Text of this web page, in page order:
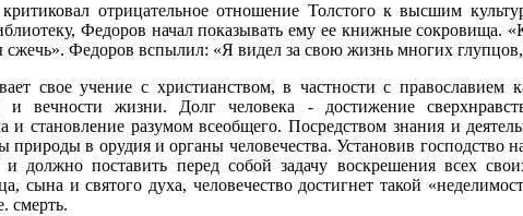
отрицательное отношение Толстого к высшим
Федоров начал показывать ему ее книжные сокровища.
сжечь». Федоров вспылил: «Я видел за свою жизнь многих
свое учение с христианством, в частности с православием
и вечности жизни. Долг человека - достижение
и становление разумом всеобщего. Посредством знания и
в орудия и органы человечества. Установив господство
и должно поставить перед собой задачу воскрешения всех
сына и святого духа, человечество достигнет такой
смерть.